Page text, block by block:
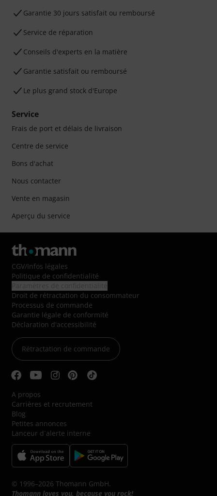
Garantie 30 jours satisfait ou remboursé
Service de réparation
Conseils d'experts en la matière
Garantie satisfait ou remboursé
Le plus grand stock d'Europe
Service
Frais de port et délais de livraison
Centre de service
Bons d'achat
Nous contacter
Vente en magasin
Aperçu du service
CGV/Infos légales
Politique de confidentialité
Droit de rétractation du consommateur
Processus de commande
Garantie légale de conformité
Déclaration d'accessibilité
Rétractation de commande
A propos
Carrières et recrutement
Blog
Petites annonces
Lanceur d´alerte interne
© 1996–2026 Thomann GmbH.
Thomann loves you, because you rock!